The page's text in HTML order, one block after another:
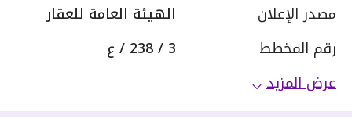
مصدر الإعلان
الهيئة العامة للعقار
رقم المخطط
3 / 238 / ع
عرض المزيد